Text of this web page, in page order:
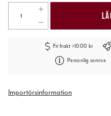
Fri frakt >1000 kr
Personlig service
Importörsinformation